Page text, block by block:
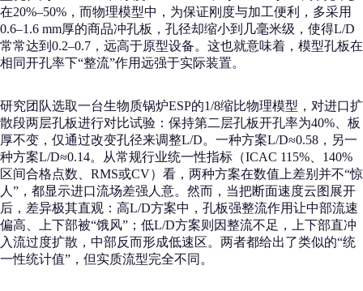
在20%–50%，而物理模型中，为保证刚度与加工便利，多采用
0.6–1.6 mm厚的商品冲孔板，孔径却缩小到几毫米级，使得L/D
常常达到0.2–0.7，远高于原型设备。这也就意味着，模型孔板在
相同开孔率下“整流”作用远强于实际装置。
研究团队选取一台生物质锅炉ESP的1/8缩比物理模型，对进口扩
散段两层孔板进行对比试验：保持第二层孔板开孔率为40%、板
厚不变，仅通过改变孔径来调整L/D。一种方案L/D≈0.58，另一
种方案L/D≈0.14。从常规行业统一性指标（ICAC 115%、140%
区间合格点数、RMS或CV）看，两种方案在数值上差别并不“惊
人”，都显示进口流场差强人意。然而，当把断面速度云图展开
后，差异极其直观：高L/D方案中，孔板强整流作用让中部流速
偏高、上下部被“饿风”；低L/D方案则因整流不足，上下部直冲
入流过度扩散，中部反而形成低速区。两者都给出了类似的“统
一性统计值”，但实质流型完全不同。